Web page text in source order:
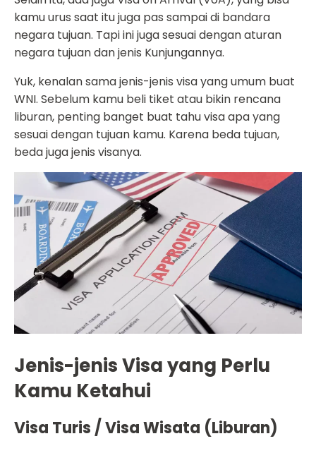
kamu urus saat itu juga pas sampai di bandara
negara tujuan. Tapi ini juga sesuai dengan aturan
negara tujuan dan jenis Kunjungannya.
Yuk, kenalan sama jenis-jenis visa yang umum buat
WNI. Sebelum kamu beli tiket atau bikin rencana
liburan, penting banget buat tahu visa apa yang
sesuai dengan tujuan kamu. Karena beda tujuan,
beda juga jenis visanya.
Jenis-jenis Visa yang Perlu
Kamu Ketahui
Visa Turis / Visa Wisata (Liburan)